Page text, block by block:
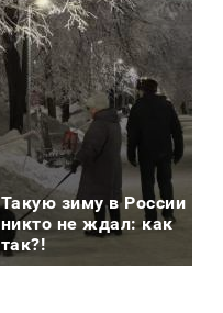
Такую зиму в России
никто не ждал: как
так?!